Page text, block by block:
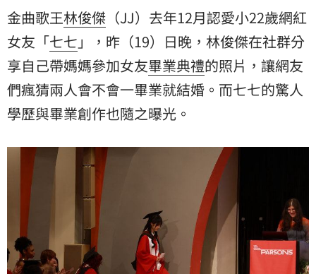
金曲歌王林俊傑 （JJ）去年12月認愛小22歲網紅
女友「七七 」，昨（19）日晚，林俊傑在社群分
享自己帶媽媽參加女友畢業典禮的照片，讓網友
們瘋猜兩人會不會一畢業就結婚。而七七的驚人
學歷與畢業創作也隨之曝光。